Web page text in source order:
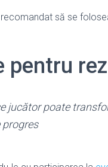
să se
pentru
jucător poate
progres